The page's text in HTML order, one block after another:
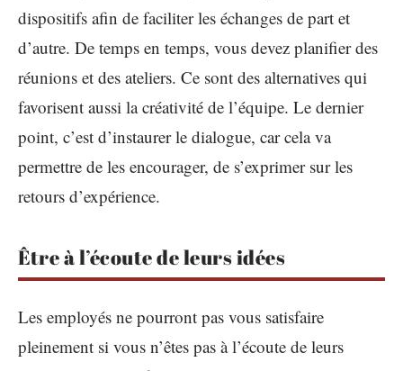
dispositifs afin de faciliter les échanges de part et
d’autre. De temps en temps, vous devez planifier des
réunions et des ateliers. Ce sont des alternatives qui
favorisent aussi la créativité de l’équipe. Le dernier
point, c’est d’instaurer le dialogue, car cela va
permettre de les encourager, de s’exprimer sur les
retours d’expérience.
Être à l’écoute de leurs idées
Les employés ne pourront pas vous satisfaire
pleinement si vous n’êtes pas à l’écoute de leurs